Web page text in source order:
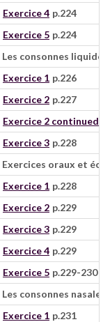
Exercice 4 p.224
Exercice 5 p.224
Les consonnes
Exercice 1 p.226
Exercice 2 p.227
Exercice 2 continued
Exercice 3 p.228
Exercices oraux et
Exercice 1 p.228
Exercice 2 p.229
Exercice 3 p.229
Exercice 4 p.229
Exercice 5 p.229-230
Les consonnes
Exercice 1 p.231